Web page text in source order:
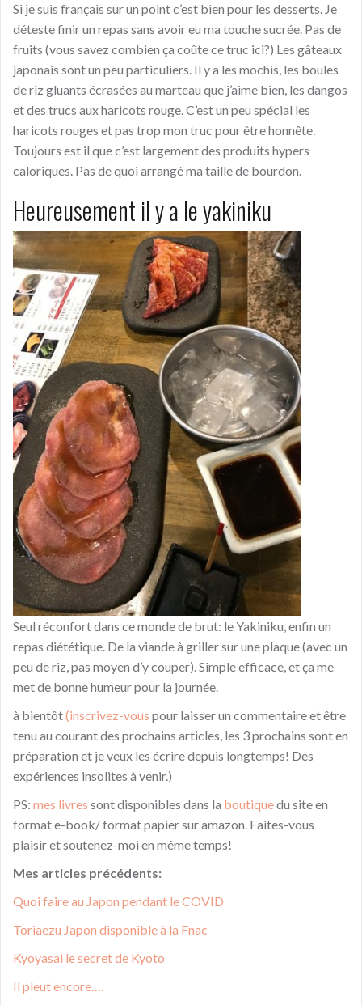
Si je suis français sur un point c’est bien pour les desserts. Je
déteste finir un repas sans avoir eu ma touche sucrée. Pas de
fruits (vous savez combien ça coûte ce truc ici?) Les gâteaux
japonais sont un peu particuliers. Il y a les mochis, les boules
de riz gluants écrasées au marteau que j’aime bien, les dangos
et des trucs aux haricots rouge. C’est un peu spécial les
haricots rouges et pas trop mon truc pour être honnête.
Toujours est il que c’est largement des produits hypers
caloriques. Pas de quoi arrangé ma taille de bourdon.
Heureusement il y a le yakiniku
Seul réconfort dans ce monde de brut: le Yakiniku, enfin un
repas diététique. De la viande à griller sur une plaque (avec un
peu de riz, pas moyen d’y couper). Simple efficace, et ça me
met de bonne humeur pour la journée.
à bientôt(inscrivez-vous pour laisser un commentaire et être
tenu au courant des prochains articles, les 3 prochains sont en
préparation et je veux les écrire depuis longtemps! Des
expériences insolites à venir.)
PS: mes livres sont disponibles dans la boutiquedu site en
format e-book/ format papier sur amazon. Faites-vous
plaisir et soutenez-moi en même temps!
Mes articles précédents:
Quoi faire au Japon pendant le COVID
Toriaezu Japon disponible à la Fnac
Kyoyasai le secret de Kyoto
Il pleut encore….